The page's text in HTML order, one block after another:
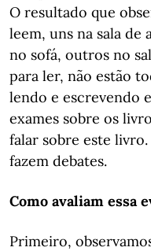
O resultado que
leem, uns na sala
no sofá, outros no
para ler, não estão
lendo e escrevendo
exames sobre os
falar sobre este
fazem debates.
Como avaliam essa
Primeiro,